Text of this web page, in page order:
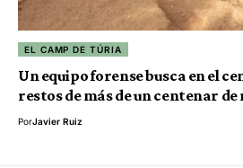
EL CAMP DE TÚRIA
Un equipo forense busca en el
restos de más de un centenar
PorJavier Ruiz